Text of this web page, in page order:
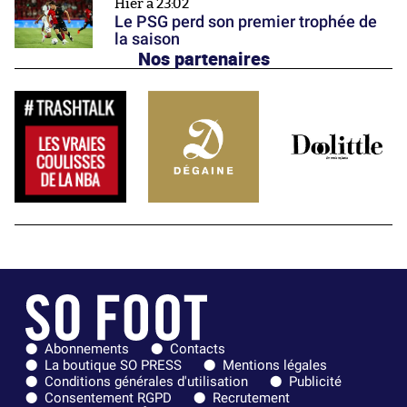
Hier à 23:02
Le PSG perd son premier trophée de
la saison
Nos partenaires
Abonnements
Contacts
La boutique SO PRESS
Mentions légales
Conditions générales d'utilisation
Publicité
Consentement RGPD
Recrutement